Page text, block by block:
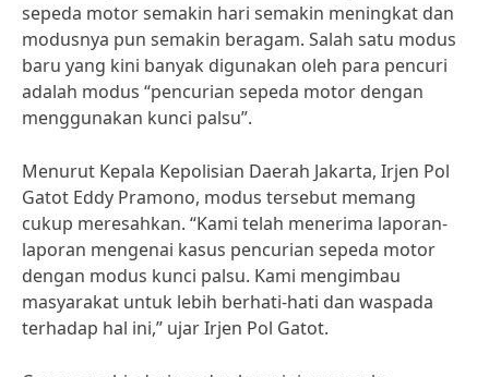
sepeda motor semakin hari semakin meningkat dan
modusnya pun semakin beragam. Salah satu modus
baru yang kini banyak digunakan oleh para pencuri
adalah modus “pencurian sepeda motor dengan
menggunakan kunci palsu”.
Menurut Kepala Kepolisian Daerah Jakarta, Irjen Pol
Gatot Eddy Pramono, modus tersebut memang
cukup meresahkan. “Kami telah menerima laporan-
laporan mengenai kasus pencurian sepeda motor
dengan modus kunci palsu. Kami mengimbau
masyarakat untuk lebih berhati-hati dan waspada
terhadap hal ini,” ujar Irjen Pol Gatot.